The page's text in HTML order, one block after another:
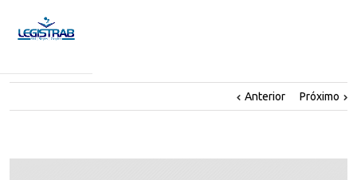
Anterior Próximo